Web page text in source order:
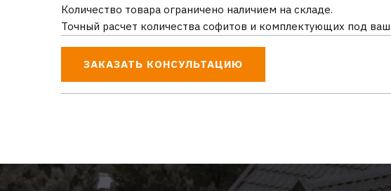
Количество товара ограничено наличием на складе.
Точный расчет количества софитов и комплектующих под
ЗАКАЗАТЬ КОНСУЛЬТАЦИЮ